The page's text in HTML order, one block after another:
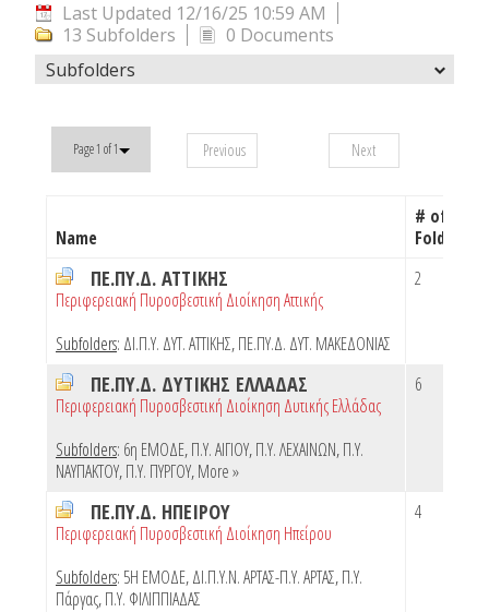
Last Updated 12/16/25 10:59 AM
13 Subfolders
0 Documents
Subfolders
Page 1 of 1 Previous Next
Name
# of
Folders
ΠΕ.ΠΥ.Δ. ΑΤΤΙΚΗΣ
Περιφερειακή Πυροσβεστική Διοίκηση Αττικής
Subfolders: ΔΙ.Π.Υ. ΔΥΤ. ΑΤΤΙΚΗΣ,ΠΕ.ΠΥ.Δ. ΔΥΤ. ΜΑΚΕΔΟΝΙΑΣ
2
ΠΕ.ΠΥ.Δ. ΔΥΤΙΚΗΣ ΕΛΛΑΔΑΣ
Περιφερειακή Πυροσβεστική Διοίκηση Δυτικής Ελλάδας
Subfolders: 6η ΕΜΟΔΕ,Π.Υ. ΑΙΓΙΟΥ,Π.Υ. ΛΕΧΑΙΝΩΝ,Π.Υ.
ΝΑΥΠΑΚΤΟΥ,Π.Υ. ΠΥΡΓΟΥ,More »
6
ΠΕ.ΠΥ.Δ. ΗΠΕΙΡΟΥ
Περιφερειακή Πυροσβεστική Διοίκηση Ηπείρου
Subfolders: 5Η ΕΜΟΔΕ,ΔΙ.Π.Υ.Ν. ΑΡΤΑΣ-Π.Υ. ΑΡΤΑΣ,Π.Υ.
Πάργας,Π.Υ. ΦΙΛΙΠΠΙΑΔΑΣ
4